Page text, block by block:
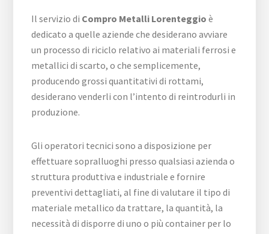
Il servizio di Compro Metalli Lorenteggio è
dedicato a quelle aziende che desiderano avviare
un processo di riciclo relativo ai materiali ferrosi e
metallici di scarto, o che semplicemente,
producendo grossi quantitativi di rottami,
desiderano venderli con l’intento di reintrodurli in
produzione.
Gli operatori tecnici sono a disposizione per
effettuare sopralluoghi presso qualsiasi azienda o
struttura produttiva e industriale e fornire
preventivi dettagliati, al fine di valutare il tipo di
materiale metallico da trattare, la quantità, la
necessità di disporre di uno o più container per lo